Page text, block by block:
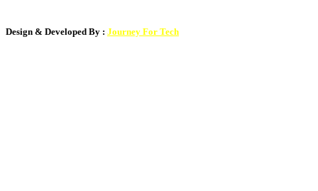
Design & Developed By : Journey For Tech